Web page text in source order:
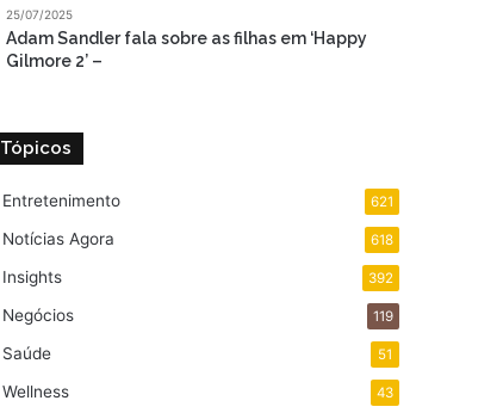
25/07/2025
Adam Sandler fala sobre as filhas em ‘Happy
Gilmore 2’ –
Tópicos
Entretenimento 621
Notícias Agora 618
Insights 392
Negócios 119
Saúde 51
Wellness 43